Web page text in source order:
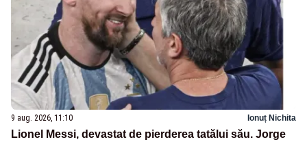
9 aug. 2026, 11:10 Ionuț Nichita
Lionel Messi, devastat de pierderea tatălui său. Jorge